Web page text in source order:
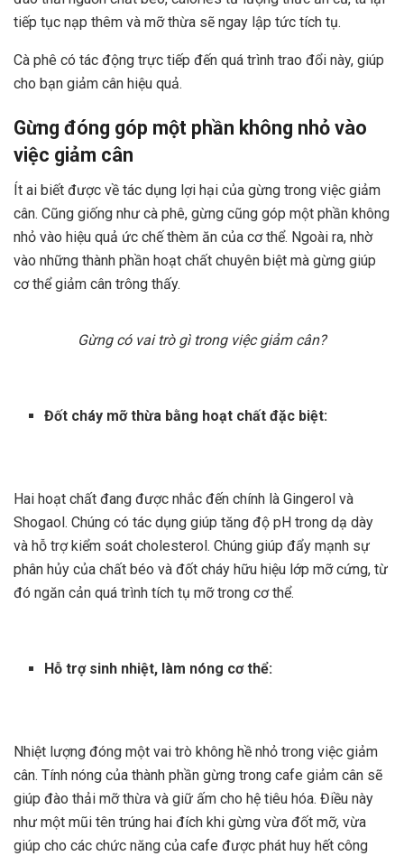
tiếp tục nạp thêm và mỡ thừa sẽ ngay lập tức tích tụ.
Cà phê có tác động trực tiếp đến quá trình trao đổi này, giúp
cho bạn giảm cân hiệu quả.
Gừng đóng góp một phần không nhỏ vào
việc giảm cân
Ít ai biết được về tác dụng lợi hại của gừng trong việc giảm
cân. Cũng giống như cà phê, gừng cũng góp một phần không
nhỏ vào hiệu quả ức chế thèm ăn của cơ thể. Ngoài ra, nhờ
vào những thành phần hoạt chất chuyên biệt mà gừng giúp
cơ thể giảm cân trông thấy.
Gừng có vai trò gì trong việc giảm cân?
Đốt cháy mỡ thừa bằng hoạt chất đặc biệt:
Hai hoạt chất đang được nhắc đến chính là Gingerol và
Shogaol. Chúng có tác dụng giúp tăng độ pH trong dạ dày
và hỗ trợ kiểm soát cholesterol. Chúng giúp đẩy mạnh sự
phân hủy của chất béo và đốt cháy hữu hiệu lớp mỡ cứng, từ
đó ngăn cản quá trình tích tụ mỡ trong cơ thể.
Hỗ trợ sinh nhiệt, làm nóng cơ thể:
Nhiệt lượng đóng một vai trò không hề nhỏ trong việc giảm
cân. Tính nóng của thành phần gừng trong cafe giảm cân sẽ
giúp đào thải mỡ thừa và giữ ấm cho hệ tiêu hóa. Điều này
như một mũi tên trúng hai đích khi gừng vừa đốt mỡ, vừa
giúp cho các chức năng của cafe được phát huy hết công